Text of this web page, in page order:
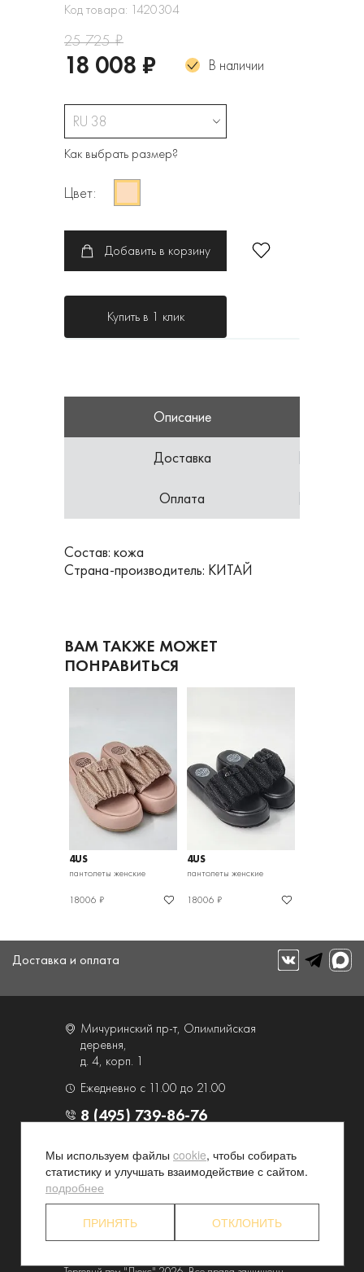
Код товара: 1420304
25 725 ₽
18 008 ₽ В наличии
RU 38
Как выбрать размер?
Цвет:
Добавить в корзину
Купить в 1 клик
Описание
Доставка
Оплата
Состав: кожа
Страна-производитель: КИТАЙ
ВАМ ТАКЖЕ МОЖЕТ
ПОНРАВИТЬСЯ
4US
пантолеты женские
18006 ₽
4US
пантолеты женские
18006 ₽
Доставка и оплата
Мичуринский пр-т, Олимпийская
деревня,
д. 4, корп. 1
Ежедневно с 11.00 до 21.00
8 (495) 739-86-76
О компании
Услуги
Контакты и схема проезда
Наши преимущества
Партнерские программы
Конфиденциальность
Акционерам
Мы используем файлы cookie, чтобы собирать
статистику и улучшать взаимодействие с сайтом.
подробнее
ПРИНЯТЬ ОТКЛОНИТЬ